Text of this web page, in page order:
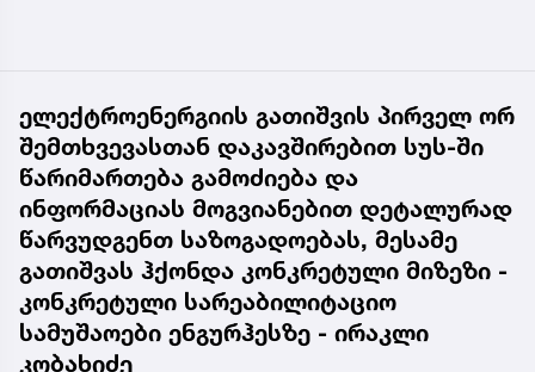
ელექტროენერგიის გათიშვის პირველ ორ
შემთხვევასთან დაკავშირებით სუს-ში
წარიმართება გამოძიება და
ინფორმაციას მოგვიანებით დეტალურად
წარვუდგენთ საზოგადოებას, მესამე
გათიშვას ჰქონდა კონკრეტული მიზეზი -
კონკრეტული სარეაბილიტაციო
სამუშაოები ენგურჰესზე - ირაკლი
კობახიძე